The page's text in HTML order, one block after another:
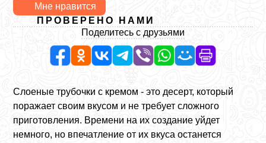
Мне нравится
ПРОВЕРЕНО НАМИ
Поделитесь с друзьями
Слоеные трубочки с кремом - это десерт, который
поражает своим вкусом и не требует сложного
приготовления. Времени на их создание уйдет
немного, но впечатление от их вкуса останется